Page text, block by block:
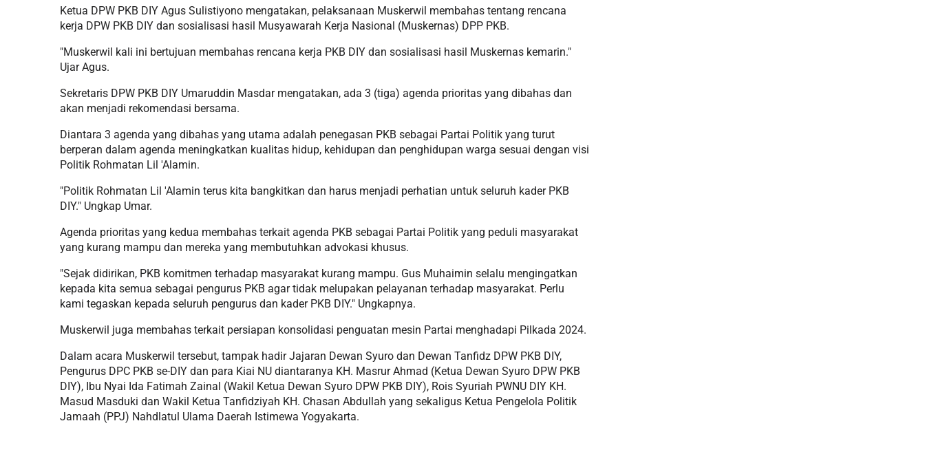
Ketua DPW PKB DIY Agus Sulistiyono mengatakan, pelaksanaan Muskerwil membahas tentang rencana
kerja DPW PKB DIY dan sosialisasi hasil Musyawarah Kerja Nasional (Muskernas) DPP PKB.
"Muskerwil kali ini bertujuan membahas rencana kerja PKB DIY dan sosialisasi hasil Muskernas kemarin."
Ujar Agus.
Sekretaris DPW PKB DIY Umaruddin Masdar mengatakan, ada 3 (tiga) agenda prioritas yang dibahas dan
akan menjadi rekomendasi bersama.
Diantara 3 agenda yang dibahas yang utama adalah penegasan PKB sebagai Partai Politik yang turut
berperan dalam agenda meningkatkan kualitas hidup, kehidupan dan penghidupan warga sesuai dengan visi
Politik Rohmatan Lil 'Alamin.
"Politik Rohmatan Lil 'Alamin terus kita bangkitkan dan harus menjadi perhatian untuk seluruh kader PKB
DIY." Ungkap Umar.
Agenda prioritas yang kedua membahas terkait agenda PKB sebagai Partai Politik yang peduli masyarakat
yang kurang mampu dan mereka yang membutuhkan advokasi khusus.
"Sejak didirikan, PKB komitmen terhadap masyarakat kurang mampu. Gus Muhaimin selalu mengingatkan
kepada kita semua sebagai pengurus PKB agar tidak melupakan pelayanan terhadap masyarakat. Perlu
kami tegaskan kepada seluruh pengurus dan kader PKB DIY." Ungkapnya.
Muskerwil juga membahas terkait persiapan konsolidasi penguatan mesin Partai menghadapi Pilkada 2024.
Dalam acara Muskerwil tersebut, tampak hadir Jajaran Dewan Syuro dan Dewan Tanfidz DPW PKB DIY,
Pengurus DPC PKB se-DIY dan para Kiai NU diantaranya KH. Masrur Ahmad (Ketua Dewan Syuro DPW PKB
DIY), Ibu Nyai Ida Fatimah Zainal (Wakil Ketua Dewan Syuro DPW PKB DIY), Rois Syuriah PWNU DIY KH.
Masud Masduki dan Wakil Ketua Tanfidziyah KH. Chasan Abdullah yang sekaligus Ketua Pengelola Politik
Jamaah (PPJ) Nahdlatul Ulama Daerah Istimewa Yogyakarta.